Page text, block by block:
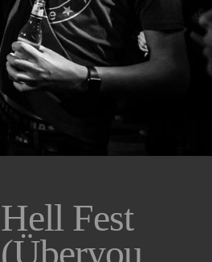
Hell Fest
(Überyou,